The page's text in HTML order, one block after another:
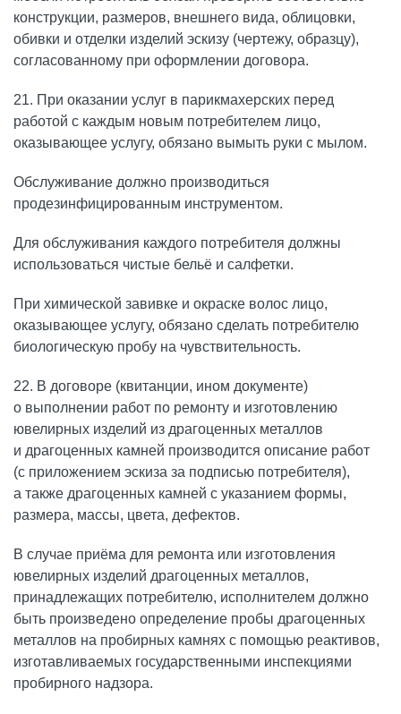
конструкции, размеров, внешнего вида, облицовки,
обивки и отделки изделий эскизу (чертежу, образцу),
согласованному при оформлении договора.
21. При оказании услуг в парикмахерских перед
работой с каждым новым потребителем лицо,
оказывающее услугу, обязано вымыть руки с мылом.
Обслуживание должно производиться
продезинфицированным инструментом.
Для обслуживания каждого потребителя должны
использоваться чистые бельё и салфетки.
При химической завивке и окраске волос лицо,
оказывающее услугу, обязано сделать потребителю
биологическую пробу на чувствительность.
22. В договоре (квитанции, ином документе)
о выполнении работ по ремонту и изготовлению
ювелирных изделий из драгоценных металлов
и драгоценных камней производится описание работ
(с приложением эскиза за подписью потребителя),
а также драгоценных камней с указанием формы,
размера, массы, цвета, дефектов.
В случае приёма для ремонта или изготовления
ювелирных изделий драгоценных металлов,
принадлежащих потребителю, исполнителем должно
быть произведено определение пробы драгоценных
металлов на пробирных камнях с помощью реактивов,
изготавливаемых государственными инспекциями
пробирного надзора.